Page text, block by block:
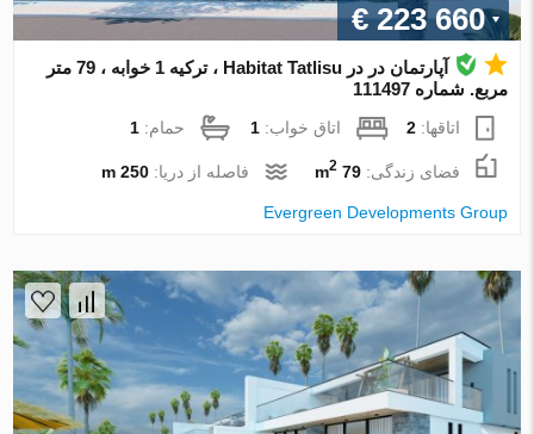
€ 223 660
آپارتمان در در Habitat Tatlisu ، ترکیه 1 خوابه ، 79 متر
مربع. شماره 111497
اتاقها:2 اتاق خواب:1 حمام:1
فضای زندگی:79 m
2 فاصله از دریا:250 m
Evergreen Developments Group